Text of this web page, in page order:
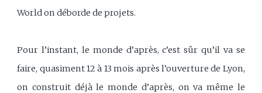
World on déborde de projets.
Pour l’instant, le monde d’après, c’est sûr qu’il va se
faire, quasiment 12 à 13 mois après l’ouverture de Lyon,
on construit déjà le monde d’après, on va même le